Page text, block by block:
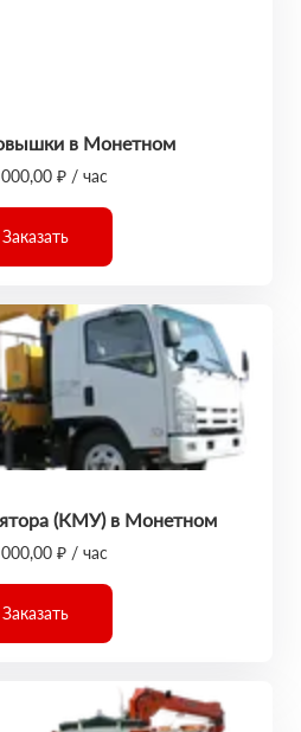
в Монетном
₽ / час
Заказать
(КМУ) в Монетном
₽ / час
Заказать